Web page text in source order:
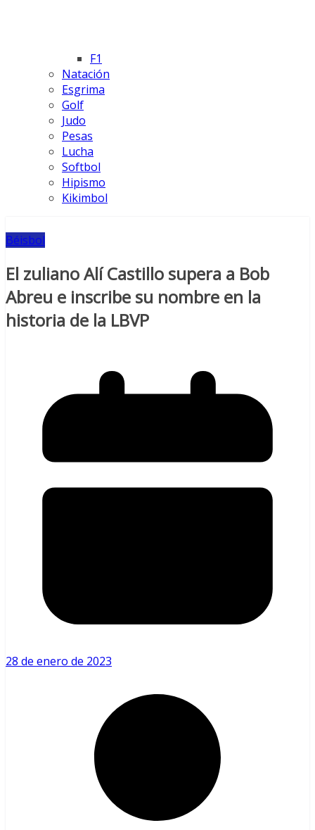
F1
Natación
Esgrima
Golf
Judo
Pesas
Lucha
Softbol
Hipismo
Kikimbol
Béisbol
El zuliano Alí Castillo supera a Bob
Abreu e inscribe su nombre en la
historia de la LBVP
28 de enero de 2023